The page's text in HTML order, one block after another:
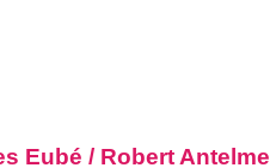
Eubé / Robert Antelme